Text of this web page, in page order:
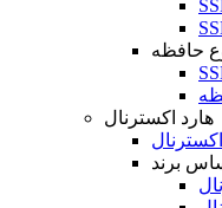
هارد اکسترنال
برند